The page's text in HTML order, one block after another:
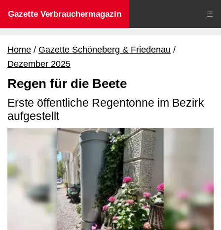
Gazette Verbrauchermagazin ☰
Home
Gazette Schöneberg & Friedenau
Dezember 2025
Regen für die Beete
Erste öffentliche Regentonne im Bezirk
aufgestellt